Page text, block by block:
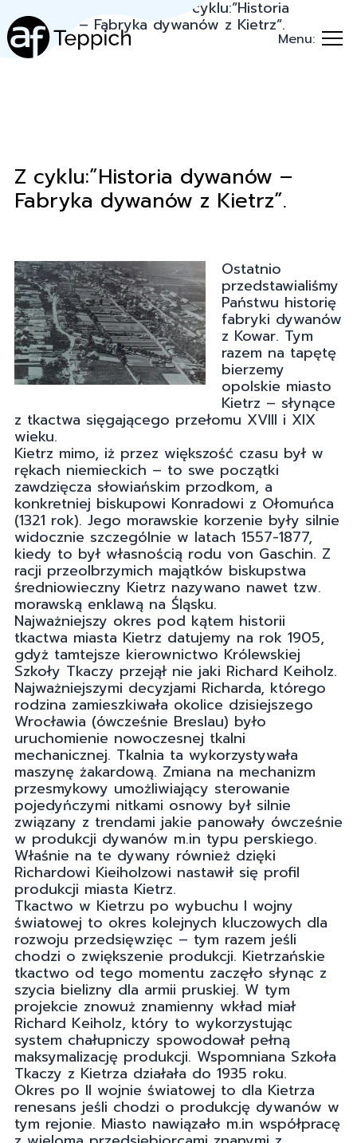
Menu:
Z cyklu:”Historia
dywanów – Fabryka dywanów z Kietrz”.
Z cyklu:”Historia dywanów –
Fabryka dywanów z Kietrz”.
Ostatnio
przedstawialiśmy
Państwu historię
fabryki dywanów
z Kowar. Tym
razem na tapętę
bierzemy
opolskie miasto
Kietrz – słynące
z tkactwa sięgającego przełomu XVIII i XIX
wieku.
Kietrz mimo, iż przez większość czasu był w
rękach niemieckich – to swe początki
zawdzięcza słowiańskim przodkom, a
konkretniej biskupowi Konradowi z Ołomuńca
(1321 rok). Jego morawskie korzenie były silnie
widocznie szczególnie w latach 1557-1877,
kiedy to był własnością rodu von Gaschin. Z
racji przeolbrzymich majątków biskupstwa
średniowieczny Kietrz nazywano nawet tzw.
morawską enklawą na Śląsku.
Najważniejszy okres pod kątem historii
tkactwa miasta Kietrz datujemy na rok 1905,
gdyż tamtejsze kierownictwo Królewskiej
Szkoły Tkaczy przejął nie jaki Richard Keiholz.
Najważniejszymi decyzjami Richarda, którego
rodzina zamieszkiwała okolice dzisiejszego
Wrocławia (ówcześnie Breslau) było
uruchomienie nowoczesnej tkalni
mechanicznej. Tkalnia ta wykorzystywała
maszynę żakardową. Zmiana na mechanizm
przesmykowy umożliwiający sterowanie
pojedyńczymi nitkami osnowy był silnie
związany z trendami jakie panowały ówcześnie
w produkcji dywanów m.in typu perskiego.
Właśnie na te dywany również dzięki
Richardowi Kieiholzowi nastawił się profil
produkcji miasta Kietrz.
Tkactwo w Kietrzu po wybuchu I wojny
światowej to okres kolejnych kluczowych dla
rozwoju przedsięwzięc – tym razem jeśli
chodzi o zwiększenie produkcji. Kietrzańskie
tkactwo od tego momentu zaczęło słynąc z
szycia bielizny dla armii pruskiej. W tym
projekcie znowuż znamienny wkład miał
Richard Keiholz, który to wykorzystując
system chałupniczy spowodował pełną
maksymalizację produkcji. Wspomniana Szkoła
Tkaczy z Kietrza działała do 1935 roku.
Okres po II wojnie światowej to dla Kietrza
renesans jeśli chodzi o produkcję dywanów w
tym rejonie. Miasto nawiązało m.in współpracę